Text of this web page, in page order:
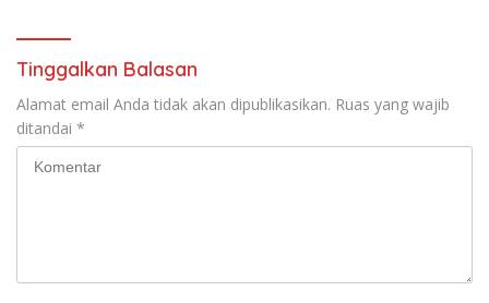
Tinggalkan Balasan
Alamat email Anda tidak akan dipublikasikan. Ruas yang wajib
ditandai *